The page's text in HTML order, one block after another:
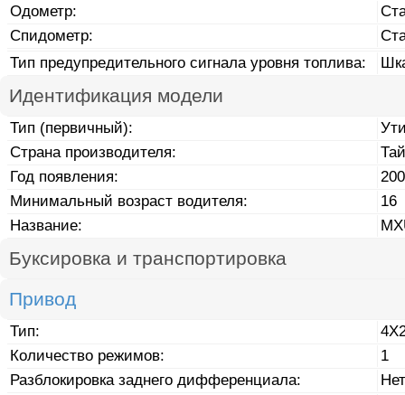
Одометр:
Спидометр:
Тип предупредительного сигнала уровня топлива:
Идентификация модели
Тип (первичный):
Страна производителя:
Год появления:
Минимальный возраст водителя:
16
Название:
Буксировка и транспортировка
Привод
Тип:
Количество режимов:
1
Разблокировка заднего дифференциала:
Нет